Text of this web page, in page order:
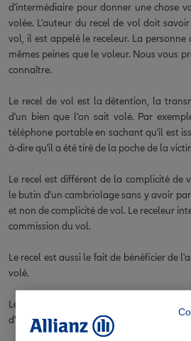
d'intermédiaire pour donner une chose
volée. L'auteur du recel de vol doit
vol, il est appelé le receleur. La personne
mêmes peines que le voleur. Nous vous
connaître.
Le recel de vol est la détention, la
d'un bien que l'on sait volé. Par
téléphone portable en sachant qu'il est
à-dire qu'il a été tiré de la poche de la
Le recel est différent de la complicité de
le butin d'un cambriolage sans y avoir
et non de complicité de vol. Le receleur
commission du vol.
Le recel est aussi le fait de bénéficier de
volé.
Le recel ne concerne pas la personne de
d'occasion en pensant qu'il appartient au